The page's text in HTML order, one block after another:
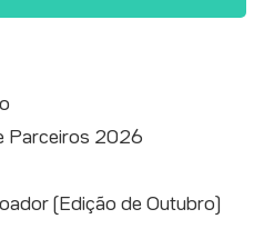
Parceiros 2026
(Edição de Outubro)